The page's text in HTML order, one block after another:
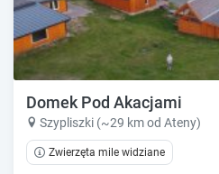
Domek Pod Akacjami
Szypliszki (~29 km od Ateny)
Zwierzęta mile widziane